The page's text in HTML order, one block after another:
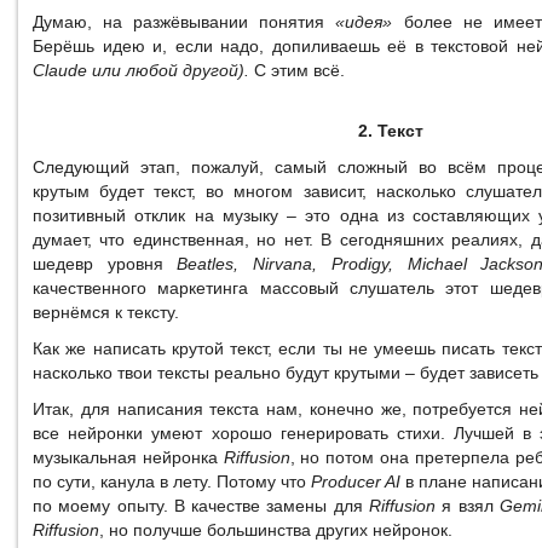
Думаю, на разжёвывании понятия«идея» более не
Берёшь идею и, если надо, допиливаешь её в текстовой
Claude или любой другой). С этим всё.
2. Текст
Следующий этап, пожалуй, самый сложный во всём
крутым будет текст, во многом зависит, насколько
позитивный отклик на музыку – это одна из составляющих
думает, что единственная, но нет. В сегодняшних реалиях,
шедевр уровняBeatles, Nirvana, Prodigy, Michael
качественного маркетинга массовый слушатель этот
вернёмся к тексту.
Как же написать крутой текст, если ты не умеешь писать
насколько твои тексты реально будут крутыми – будет
Итак, для написания текста нам, конечно же, потребуется
все нейронки умеют хорошо генерировать стихи. Лучшей
музыкальная нейронка Riffusion, но потом она претерпела
по сути, канула в лету. Потому что Producer AI в плане
по моему опыту. В качестве замены для Riffusion я взял
Riffusion, но получше большинства других нейронок.